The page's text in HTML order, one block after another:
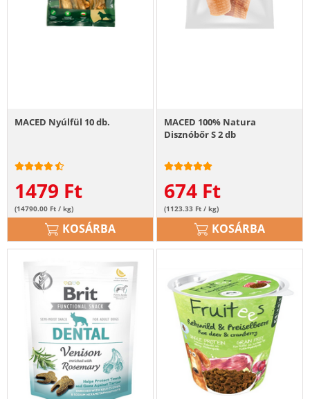
MACED Nyúlfül 10 db.
1479 Ft
(14790.00 Ft / kg)
KOSÁRBA
MACED 100% Natura
Disznóbőr S 2 db
674 Ft
(1123.33 Ft / kg)
KOSÁRBA